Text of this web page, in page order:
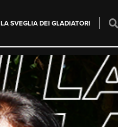
LA SVEGLIA DEI GLADIATORI